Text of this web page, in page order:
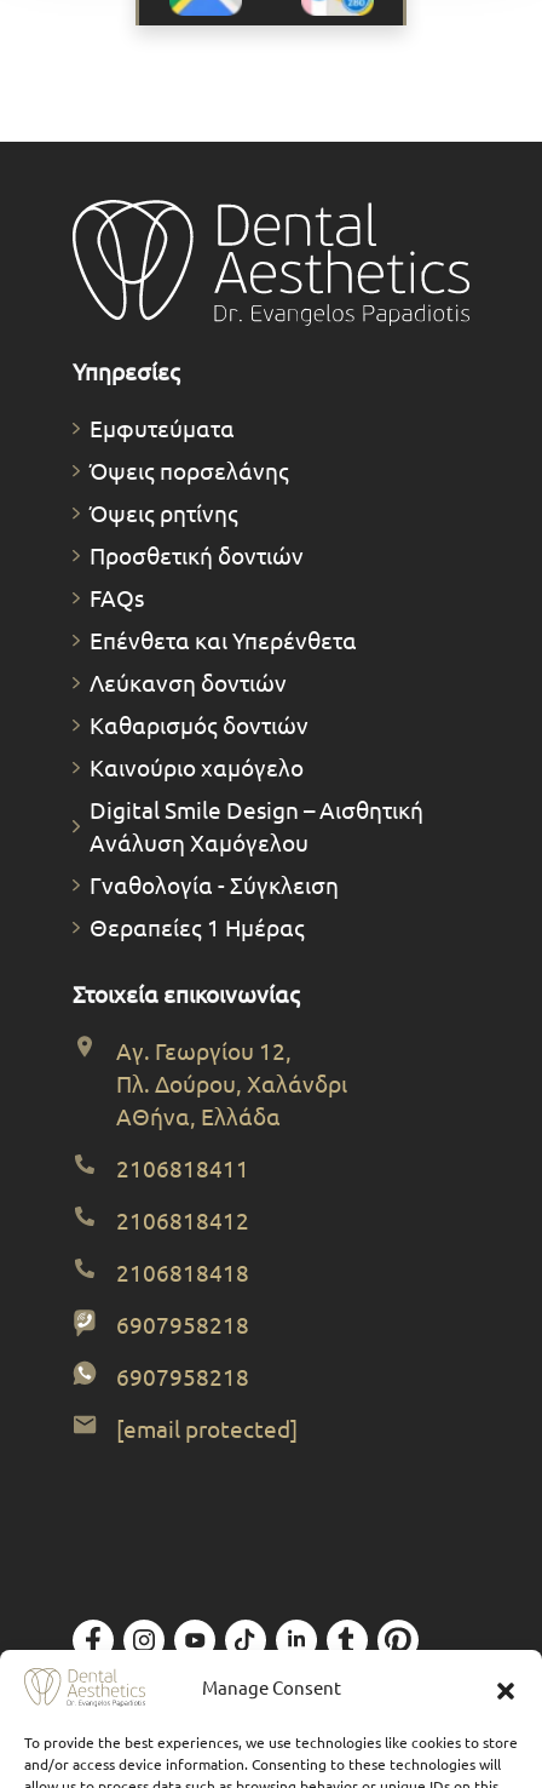
Manage Consent
To provide the best experiences, we use technologies like cookies to store
and/or access device information. Consenting to these technologies will
Υπηρεσίες
Εμφυτεύματα
Όψεις πορσελάνης
Όψεις ρητίνης
Προσθετική δοντιών
FAQs
Επένθετα και Υπερένθετα
Λεύκανση δοντιών
Καθαρισμός δοντιών
Καινούριο χαμόγελο
Digital Smile Design – Αισθητική
Ανάλυση Χαμόγελου
Γναθολογία - Σύγκλειση
Θεραπείες 1 Ημέρας
Στοιχεία επικοινωνίας
Αγ. Γεωργίου 12,
Πλ. Δούρου, Χαλάνδρι
ΑΘήνα, Ελλάδα
2106818411
2106818412
2106818418
6907958218
6907958218
[email protected]
Πολιτική Απορρήτου| Designed by Forthright